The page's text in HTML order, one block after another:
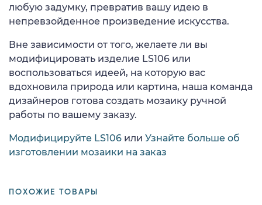
любую задумку, превратив вашу идею в
непревзойденное произведение искусства.
Вне зависимости от того, желаете ли вы
модифицировать изделие LS106 или
воспользоваться идеей, на которую вас
вдохновила природа или картина, наша команда
дизайнеров готова создать мозаику ручной
работы по вашему заказу.
Модифицируйте LS106 или Узнайте больше об
изготовлении мозаики на заказ
ПОХОЖИЕ ТОВАРЫ